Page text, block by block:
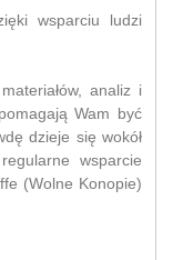
wsparciu ludzi
analiz i
Wam być
dzieje się wokół
wsparcie
(Wolne Konopie)